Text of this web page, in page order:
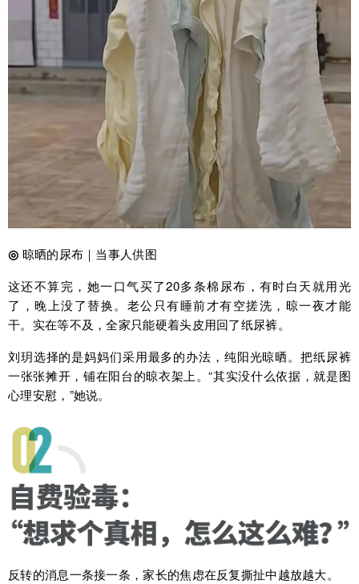
◎ 晾晒的尿布｜当事人供图
这还不算完，她一口气买了20多条棉尿布，有时白天就用光
了，晚上没了替换。老公只有睡前才有空搓洗，晾一夜才能
干。实在等不及，全家只能硬着头皮用回了纸尿裤。
刘玥选择的是妈妈们采用最多的办法，纯阳光晾晒。把纸尿裤
一张张摊开，铺在阳台的晾衣架上。“其实没什么依据，就是图
心理安慰，”她说。
反转的消息一条接一条，家长的焦虑在反复撕扯中越放越大。